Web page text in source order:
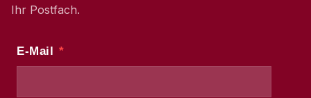
Ihr Postfach.